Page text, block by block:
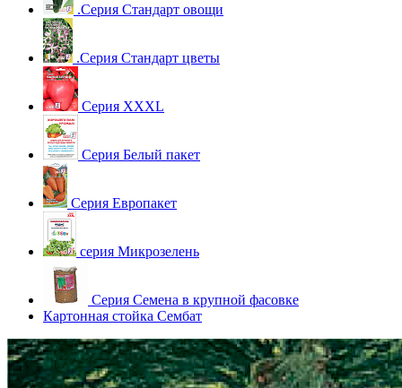
.Серия Стандарт овощи
.Серия Стандарт цветы
Серия XXXL
Серия Белый пакет
Серия Европакет
серия Микрозелень
Серия Семена в крупной фасовке
Картонная стойка Сембат